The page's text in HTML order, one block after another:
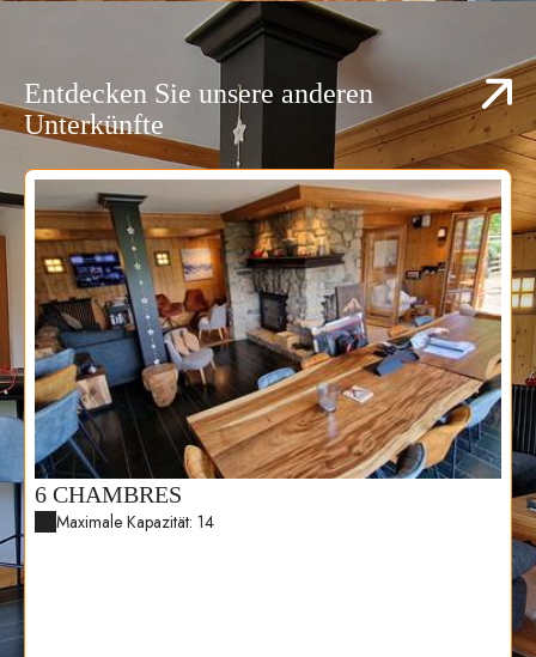
Entdecken Sie unsere anderen
Unterkünfte
6 CHAMBRES
Maximale Kapazität: 14